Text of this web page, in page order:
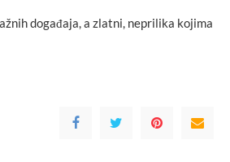
događaja, a zlatni, neprilika kojima